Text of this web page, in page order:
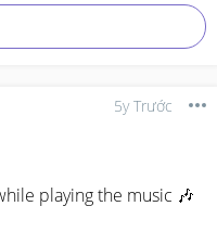
5y Trước
playing the music 🎶